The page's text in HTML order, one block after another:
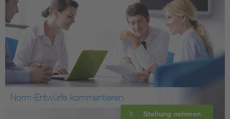
Norm-Entwürfe kommentieren
Stellung nehmen